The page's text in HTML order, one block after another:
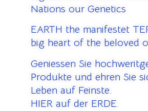
Nations our Genetics
EARTH the manifestet
big heart of the beloved
Geniessen Sie
Produkte und ehren Sie
Leben auf Feinste.
HIER auf der ERDE.